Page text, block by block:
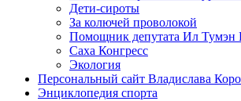
Дети-сироты
За колючей проволокой
Помощник депутата Ил
Саха Конгресс
Экология
Персональный сайт Владислава
Энциклопедия спорта